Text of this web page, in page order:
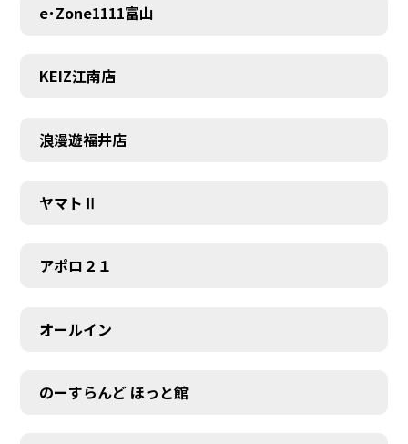
e･Zone1111富山
KEIZ江南店
浪漫遊福井店
ヤマトⅡ
アポロ２１
オールイン
のーすらんど ほっと館